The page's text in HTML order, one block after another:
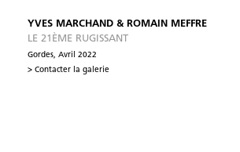
YVES MARCHAND & ROMAIN MEFFRE
LE 21ÈME RUGISSANT
Gordes, Avril 2022
> Contacter la galerie